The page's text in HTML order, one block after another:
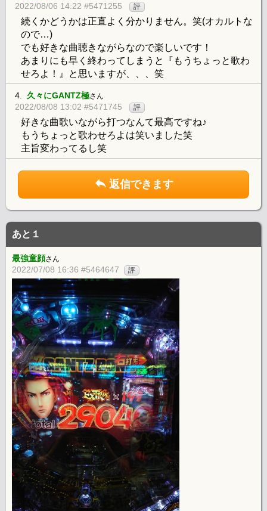
2022/08/06 14:22 #5471255 評
続くかどうかは正直よく分かりません。笑(オカルトな
ので…)
でも好きな曲聴きながらなので楽しいです！
あまりにも早く終わってしまうと『もうちょっと歌わ
せろよ！』と思いますが、、、笑
4. 久々にGANTZ極さん
2022/08/08 13:02 #5471745 評
好きな曲歌いながら打つなんて最高ですね♪
もうちょっと歌わせろよは笑いました笑
主旨変わってるし笑
返信できます
あと１
最強童顔さん
2022/07/08 16:36 #5464647 評